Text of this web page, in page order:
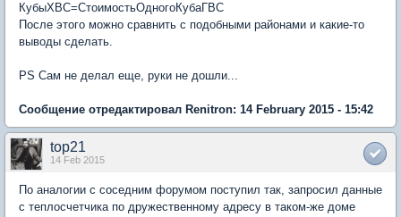
КубыХВС=СтоимостьОдногоКубаГВС
После этого можно сравнить с подобными районами и какие-то
выводы сделать.
PS Сам не делал еще, руки не дошли...
Сообщение отредактировал Renitron: 14 February 2015 - 15:42
top21
14 Feb 2015
По аналогии с соседним форумом поступил так, запросил данные
с теплосчетчика по дружественному адресу в таком-же доме